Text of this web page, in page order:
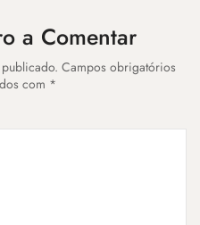
a Comentar
Campos obrigatórios
com *